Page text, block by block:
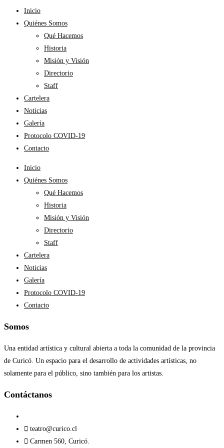
Inicio
Quiénes Somos
Qué Hacemos
Historia
Misión y Visión
Directorio
Staff
Cartelera
Noticias
Galería
Protocolo COVID-19
Contacto
Inicio
Quiénes Somos
Qué Hacemos
Historia
Misión y Visión
Directorio
Staff
Cartelera
Noticias
Galería
Protocolo COVID-19
Contacto
Somos
Una entidad artística y cultural abierta a toda la comunidad de la provincia
de Curicó. Un espacio para el desarrollo de actividades artísticas, no
solamente para el público, sino también para los artistas.
Contáctanos​
teatro@curico.cl
Carmen 560, Curicó.